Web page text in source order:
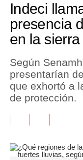
Economía
Mercados
Política
Tu Dinero
Finanzas Personales
Plus G
Indeci
presencia
en la sierra
Según
presentarían
que exhortó a
de protección.